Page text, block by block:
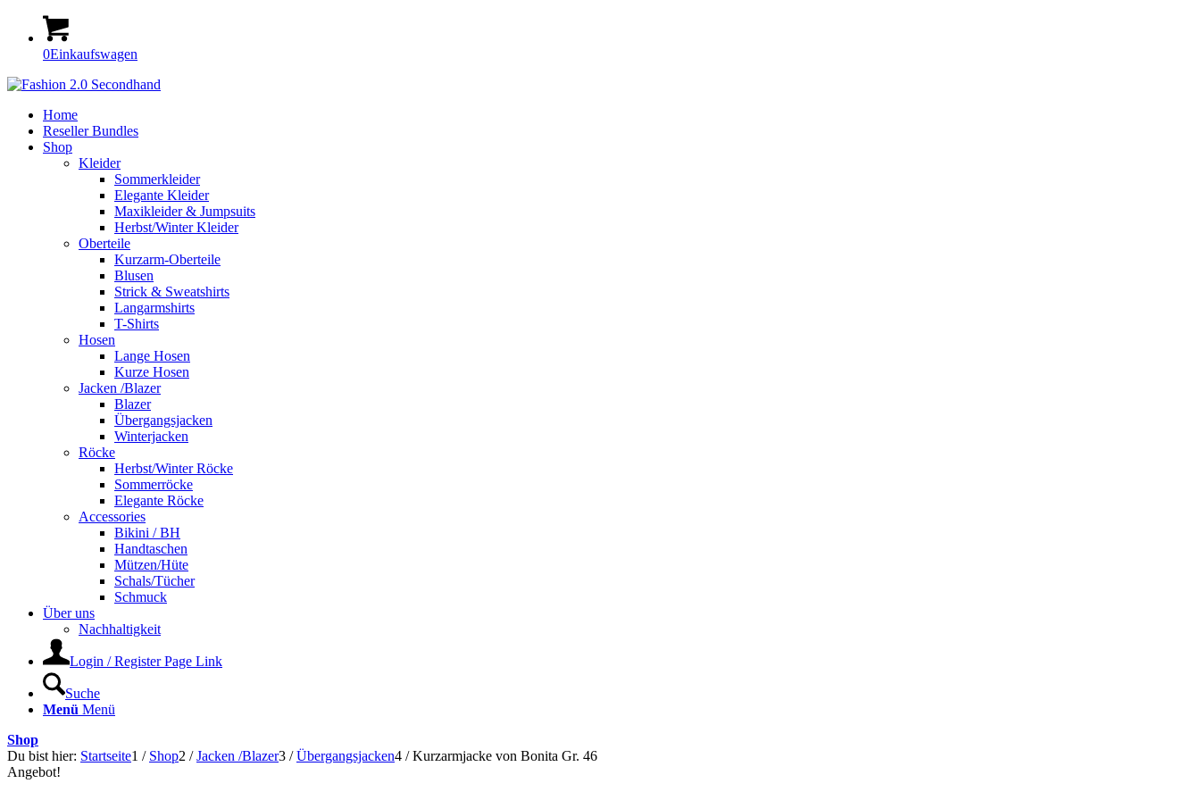
0Einkaufswagen
Home
Reseller Bundles
Shop
Kleider
Sommerkleider
Elegante Kleider
Maxikleider & Jumpsuits
Herbst/Winter Kleider
Oberteile
Kurzarm-Oberteile
Blusen
Strick & Sweatshirts
Langarmshirts
T-Shirts
Hosen
Lange Hosen
Kurze Hosen
Jacken /Blazer
Blazer
Übergangsjacken
Winterjacken
Röcke
Herbst/Winter Röcke
Sommerröcke
Elegante Röcke
Accessories
Bikini / BH
Handtaschen
Mützen/Hüte
Schals/Tücher
Schmuck
Über uns
Nachhaltigkeit
Login / Register Page Link
Suche
Menü Menü
Shop
Du bist hier: Startseite1 / Shop2 / Jacken /Blazer3 / Übergangsjacken4 / Kurzarmjacke von Bonita Gr. 46
Angebot!